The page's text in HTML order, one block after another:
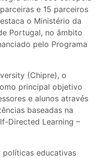
e 15 parceiros
o Ministério da
Portugal, no âmbito
pelo Programa
(Chipre), o
principal objetivo
e alunos através
baseadas na
Directed Learning –
educativas